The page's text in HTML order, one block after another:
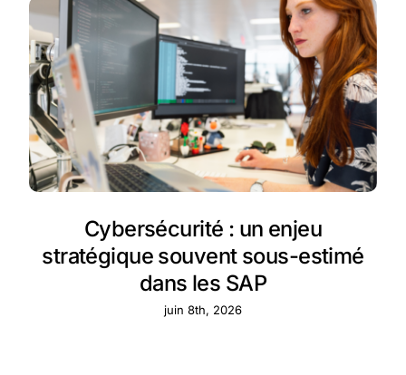
Cybersécurité : un enjeu
stratégique souvent sous-estimé
dans les SAP
juin 8th, 2026